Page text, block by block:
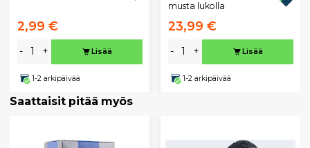
2,99 €
- + Lisää
1-2 arkipäivää
musta lukolla
23,99 €
- + Lisää
1-2 arkipäivää
Saattaisit pitää myös